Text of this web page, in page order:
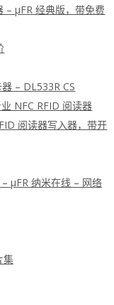
– μFR 经典版，带免费
– DL533R CS
NFC RFID 阅读器
阅读器写入器，带开
μFR 纳米在线 – 网络
集